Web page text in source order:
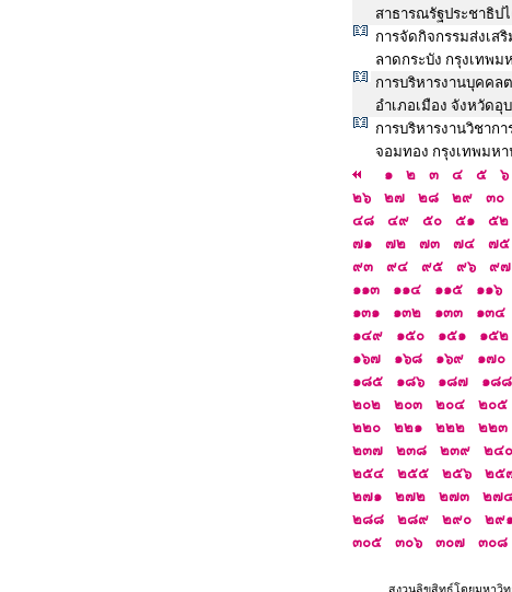
สาธารณรัฐประชาธิป
การจัดกิจกรรมส่งเส
ลาดกระบัง กรุงเทพม
การบริหารงานบุคคล
อำเภอเมือง จังหวัดอุ
การบริหารงานวิชาก
จอมทอง กรุงเทพมหา
๑
๒ ๓ ๔ ๕ ๖
๒๖
๒๗ ๒๘ ๒๙ ๓๐
๔๘
๔๙ ๕๐ ๕๑ ๕๒
๗๑
๗๒ ๗๓ ๗๔ ๗๕
๙๓
๙๔ ๙๕ ๙๖ ๙๗
๑๑๓
๑๑๔ ๑๑๕ ๑๑๖
๑๓๑
๑๓๒ ๑๓๓ ๑๓๔
๑๔๙
๑๕๐ ๑๕๑ ๑๕๒
๑๖๗
๑๖๘ ๑๖๙ ๑๗๐
๑๘๕
๑๘๖ ๑๘๗ ๑๘๘
๒๐๒
๒๐๓ ๒๐๔ ๒๐๕
๒๒๐
๒๒๑ ๒๒๒ ๒๒๓
๒๓๗
๒๓๘ ๒๓๙ ๒๔๐
๒๕๔
๒๕๕ ๒๕๖ ๒๕
๒๗๑
๒๗๒ ๒๗๓ ๒๗
๒๘๘
๒๘๙ ๒๙๐ ๒๙
๓๐๕
๓๐๖ ๓๐๗ ๓๐๘
สงวนลิขสิทธ์โดยมหาวิ